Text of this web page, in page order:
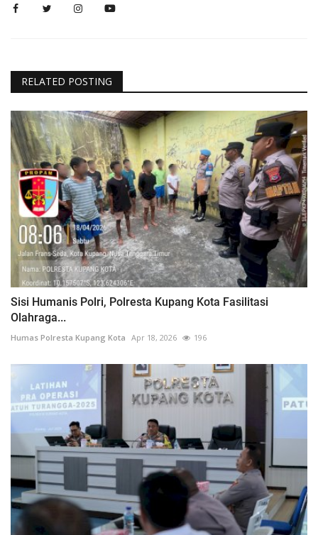
RELATED POSTING
Sisi Humanis Polri, Polresta Kupang Kota Fasilitasi
Olahraga...
Humas Polresta Kupang Kota Apr 18, 2026 196